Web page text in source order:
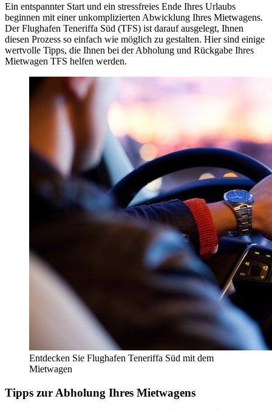
Ein entspannter Start und ein stressfreies Ende Ihres Urlaubs
beginnen mit einer unkomplizierten Abwicklung Ihres Mietwagens.
Der Flughafen Teneriffa Süd (TFS) ist darauf ausgelegt, Ihnen
diesen Prozess so einfach wie möglich zu gestalten. Hier sind einige
wertvolle Tipps, die Ihnen bei der Abholung und Rückgabe Ihres
Mietwagen TFS helfen werden.
Entdecken Sie Flughafen Teneriffa Süd mit dem
Mietwagen
Tipps zur Abholung Ihres Mietwagens